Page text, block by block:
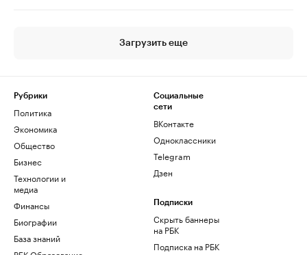
Загрузить еще
Рубрики
Политика
Экономика
Общество
Бизнес
Технологии и
медиа
Финансы
Биографии
База знаний
Социальные
сети
ВКонтакте
Одноклассники
Telegram
Дзен
Подписки
Скрыть баннеры
на РБК
Подписка на РБК